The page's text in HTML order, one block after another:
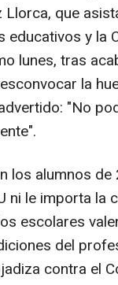
que
y la
lunes, tras
la
"No
los alumnos de
ni le importa la
escolares
del
contra el